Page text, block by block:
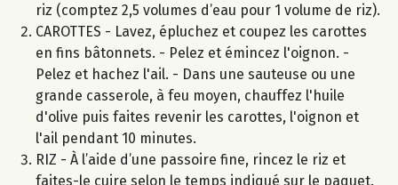
riz (comptez 2,5 volumes d’eau pour 1 volume de riz).
CAROTTES - Lavez, épluchez et coupez les carottes
en fins bâtonnets. - Pelez et émincez l'oignon. -
Pelez et hachez l'ail. - Dans une sauteuse ou une
grande casserole, à feu moyen, chauffez l'huile
d'olive puis faites revenir les carottes, l'oignon et
l'ail pendant 10 minutes.
RIZ - À l’aide d’une passoire fine, rincez le riz et
faites-le cuire selon le temps indiqué sur le paquet.